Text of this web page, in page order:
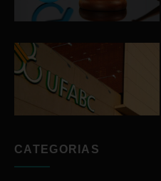
CATEGORIAS